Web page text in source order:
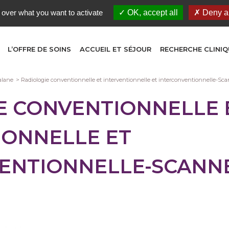
L’OFFRE DE SOINS ACCUEIL ET SÉJOUR RECHERCHE
Radiologie conventionnelle et interventionnelle et interconventionnelle-
CONVENTIONNELLE
ET
what you want to activate OK, accept all Deny